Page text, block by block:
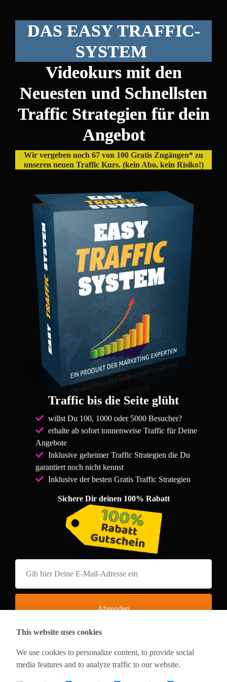
This website uses cookies
We use cookies to personalize content, to provide social
media features and to analyze traffic to our website.
DAS EASY TRAFFIC-
SYSTEM
Videokurs mit den
Neuesten und Schnellsten
Traffic Strategien für dein
Angebot
Wir vergeben noch 67 von 100 Gratis Zugängen* zu
unseren neuen Traffic Kurs. (kein Abo, kein Risiko!)
Traffic bis die Seite glüht
willst Du 100, 1000 oder 5000 Besucher?
erhalte ab sofort tonnenweise Traffic für Deine
Angebote
Inklusive geheimer Traffic Strategien die Du
garantiert noch nicht kennst
Inklusive der besten Gratis Traffic Strategien
Sichere Dir deinen 100% Rabatt
Absenden
*Achtung! Das ist kein Marketing Gag!
Originalpreis von 149€ um!